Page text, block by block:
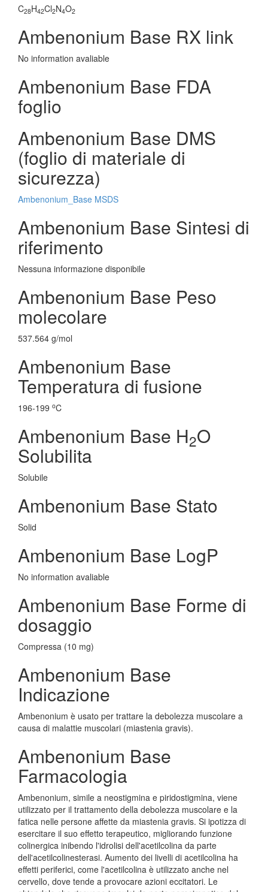
C28H42Cl2N4O2
Ambenonium Base RX link
No information avaliable
Ambenonium Base FDA
foglio
Ambenonium Base DMS
(foglio di materiale di
sicurezza)
Ambenonium_Base MSDS
Ambenonium Base Sintesi di
riferimento
Nessuna informazione disponibile
Ambenonium Base Peso
molecolare
537.564 g/mol
Ambenonium Base
Temperatura di fusione
196-199 oC
Ambenonium Base H2O
Solubilita
Solubile
Ambenonium Base Stato
Solid
Ambenonium Base LogP
No information avaliable
Ambenonium Base Forme di
dosaggio
Compressa (10 mg)
Ambenonium Base
Indicazione
Ambenonium è usato per trattare la debolezza muscolare a
causa di malattie muscolari (miastenia gravis).
Ambenonium Base
Farmacologia
Ambenonium, simile a neostigmina e piridostigmina, viene
utilizzato per il trattamento della debolezza muscolare e la
fatica nelle persone affette da miastenia gravis. Si ipotizza di
esercitare il suo effetto terapeutico, migliorando funzione
colinergica inibendo l'idrolisi dell'acetilcolina da parte
dell'acetilcolinesterasi. Aumento dei livelli di acetilcolina ha
effetti periferici, come l'acetilcolina è utilizzato anche nel
cervello, dove tende a provocare azioni eccitatori. Le